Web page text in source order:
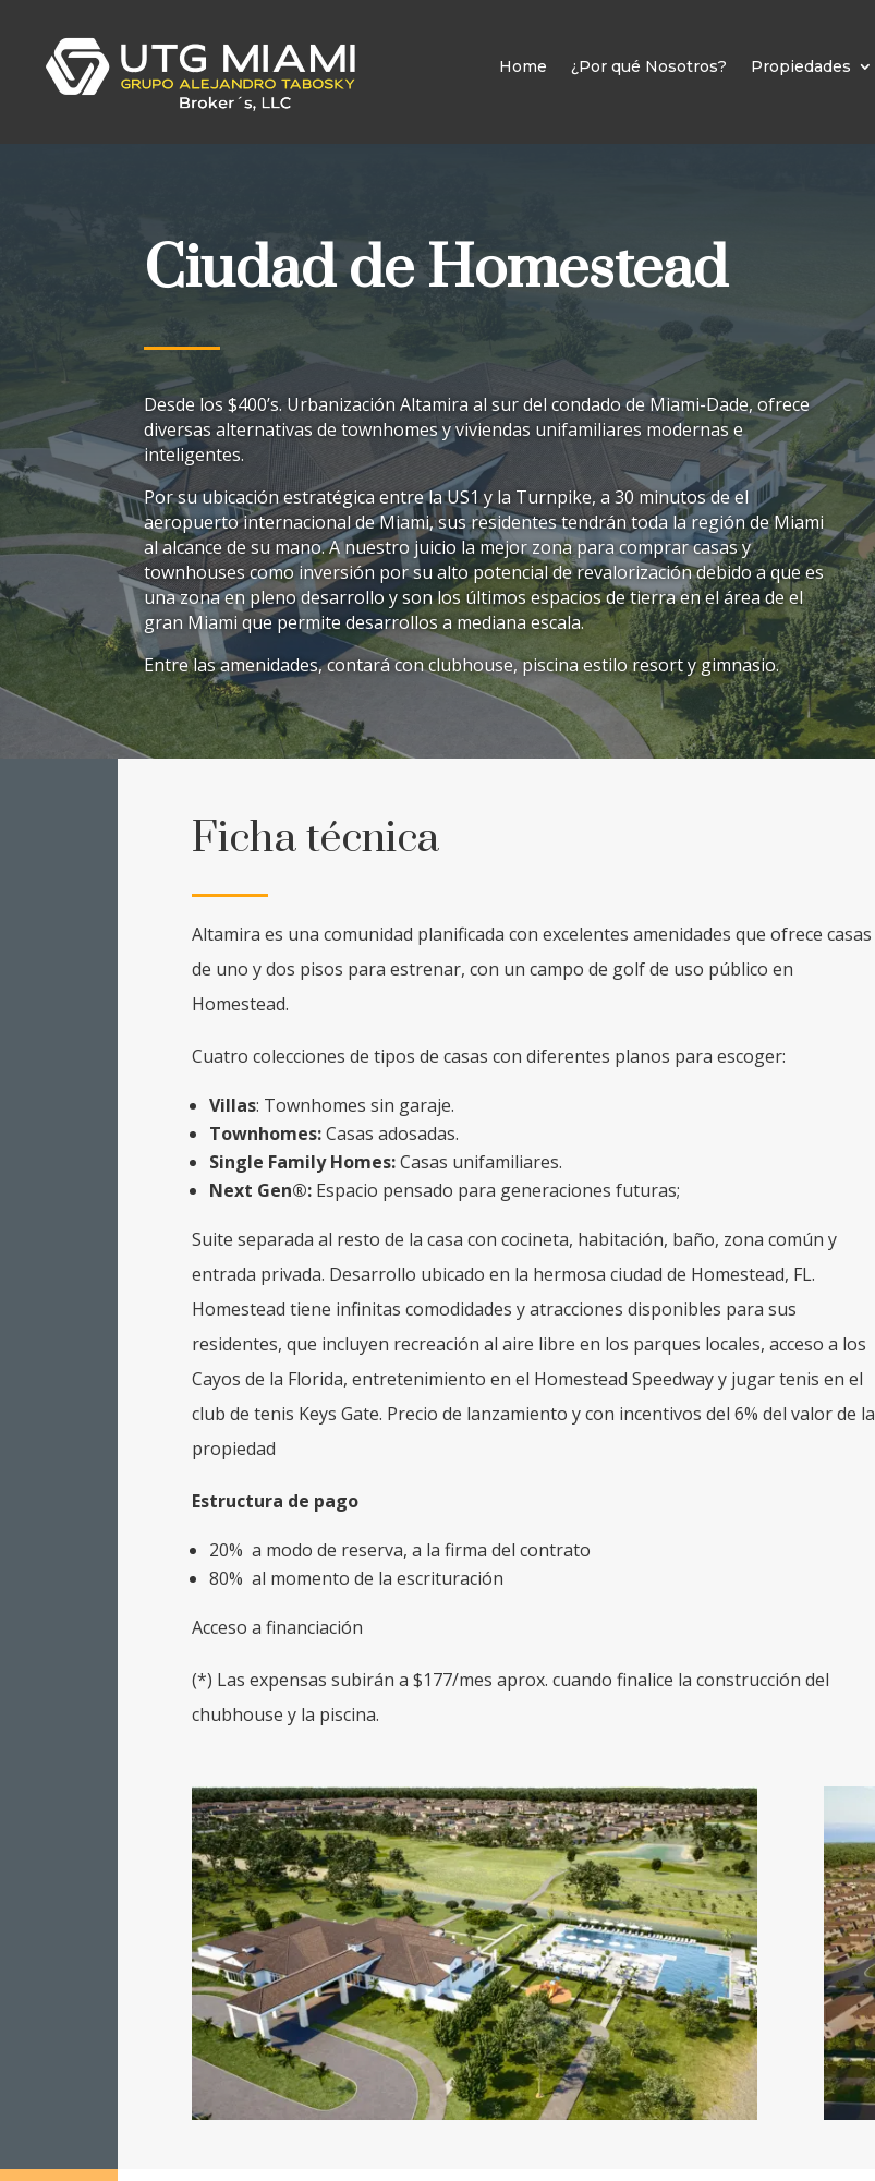
Home ¿Por qué Nosotros? Propiedades
Ciudad de Homestead
Desde los $400’s. Urbanización Altamira al sur del condado de Miami-Dade, ofrece
diversas alternativas de townhomes y viviendas unifamiliares modernas e
inteligentes.
Por su ubicación estratégica entre la US1 y la Turnpike, a 30 minutos de el
aeropuerto internacional de Miami, sus residentes tendrán toda la región de Miami
al alcance de su mano. A nuestro juicio la mejor zona para comprar casas y
townhouses como inversión por su alto potencial de revalorización debido a que es
una zona en pleno desarrollo y son los últimos espacios de tierra en el área de el
gran Miami que permite desarrollos a mediana escala.
Entre las amenidades, contará con clubhouse, piscina estilo resort y gimnasio.
Ficha técnica
Altamira es una comunidad planificada con excelentes amenidades que ofrece casas
de uno y dos pisos para estrenar, con un campo de golf de uso público en
Homestead.
Cuatro colecciones de tipos de casas con diferentes planos para escoger:
Villas: Townhomes sin garaje.
Townhomes: Casas adosadas.
Single Family Homes:Casas unifamiliares.
Next Gen®:Espacio pensado para generaciones futuras;
Suite separada al resto de la casa con cocineta, habitación, baño, zona común y
entrada privada. Desarrollo ubicado en la hermosa ciudad de Homestead, FL.
Homestead tiene infinitas comodidades y atracciones disponibles para sus
residentes, que incluyen recreación al aire libre en los parques locales, acceso a los
Cayos de la Florida, entretenimiento en el Homestead Speedway y jugar tenis en el
club de tenis Keys Gate. Precio de lanzamiento y con incentivos del 6% del valor de la
propiedad
Estructura de pago
20% a modo de reserva, a la firma del contrato
80% al momento de la escrituración
Acceso a financiación
(*) Las expensas subirán a $177/mes aprox. cuando finalice la construcción del
chubhouse y la piscina.